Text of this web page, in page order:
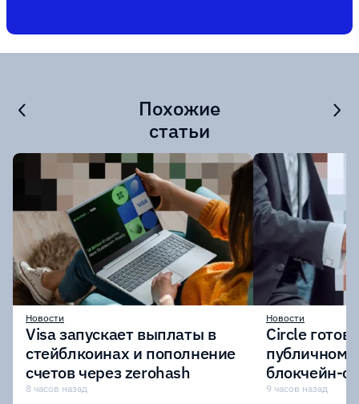
Похожие
статьи
Новости
Visa запускает выплаты в
стейблкоинах и пополнение
счетов через zerohash
8 часов назад
Новости
Circle
публичному
блокчейн-
участии
9 часов назад